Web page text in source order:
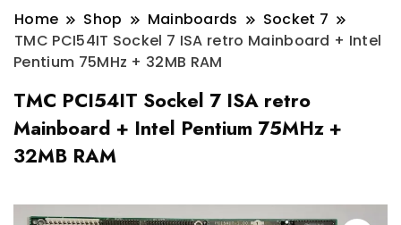
Home Shop Mainboards
Socket 7
TMC PCI54IT Sockel 7 ISA retro Mainboard + Intel
Pentium 75MHz + 32MB RAM
TMC PCI54IT Sockel 7 ISA retro
Mainboard + Intel Pentium 75MHz +
32MB RAM